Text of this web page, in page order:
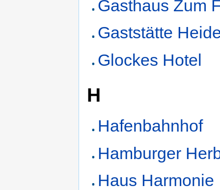
Gasthaus Zum
Gaststätte
Glockes Hotel
H
Hafenbahnhof
Hamburger
Haus Harmonie